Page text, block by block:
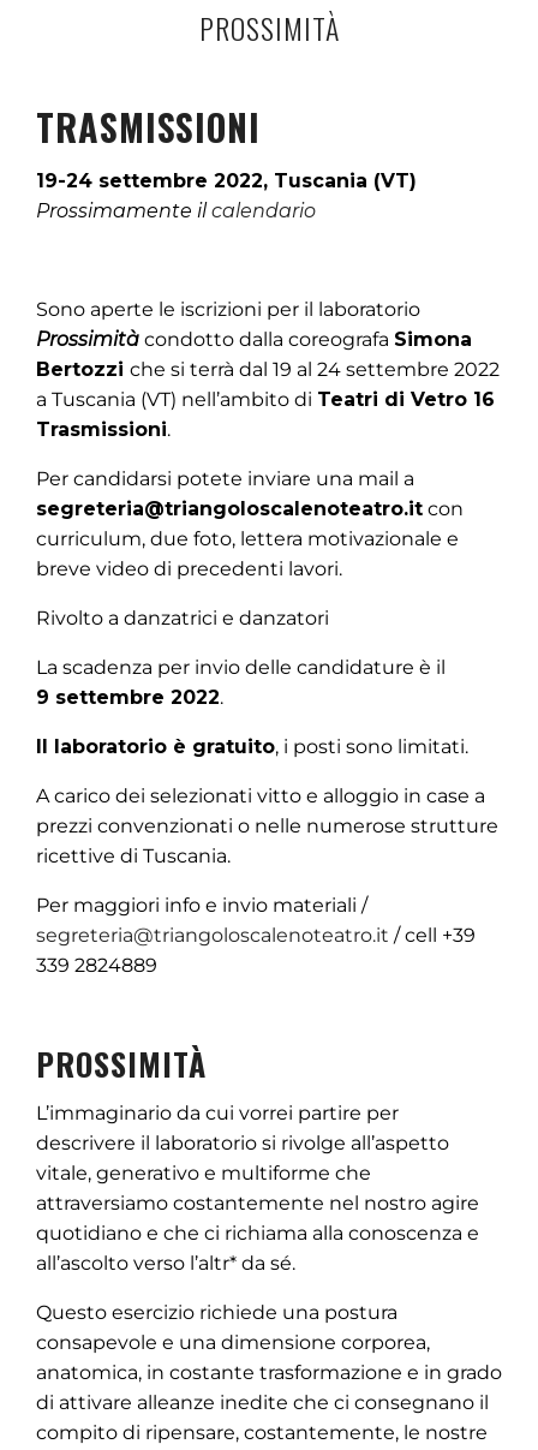
PROSSIMITÀ
TRASMISSIONI
19-24 settembre 2022, Tuscania (VT)
Prossimamente ilcalendario
Sono aperte le iscrizioni per il laboratorio
Prossimità condotto dalla coreografa Simona
Bertozzi che si terrà dal 19 al 24 settembre 2022
a Tuscania (VT) nell’ambito di Teatri di Vetro 16
Trasmissioni.
Per candidarsi potete inviare una mail a
segreteria@triangoloscalenoteatro.it con
curriculum, due foto, lettera motivazionale e
breve video di precedenti lavori.
Rivolto a danzatrici e danzatori
La scadenza per invio delle candidature è il
9 settembre 2022.
Il laboratorio è gratuito, i posti sono limitati.
A carico dei selezionati vitto e alloggio in case a
prezzi convenzionati o nelle numerose strutture
ricettive di Tuscania.
Per maggiori info e invio materiali /
segreteria@triangoloscalenoteatro.it / cell +39
339 2824889
PROSSIMITÀ
L’immaginario da cui vorrei partire per
descrivere il laboratorio si rivolge all’aspetto
vitale, generativo e multiforme che
attraversiamo costantemente nel nostro agire
quotidiano e che ci richiama alla conoscenza e
all’ascolto verso l’altr* da sé.
Questo esercizio richiede una postura
consapevole e una dimensione corporea,
anatomica, in costante trasformazione e in grado
di attivare alleanze inedite che ci consegnano il
compito di ripensare, costantemente, le nostre